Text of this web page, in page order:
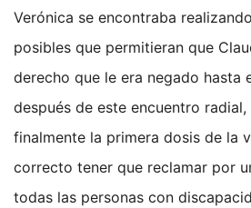
Verónica se encontraba
posibles que permitieran que
derecho que le era negado hasta
después de este encuentro
finalmente la primera dosis de la
correcto tener que reclamar por
todas las personas con